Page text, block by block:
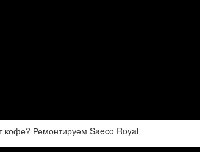
кофе? Ремонтируем Saeco Royal